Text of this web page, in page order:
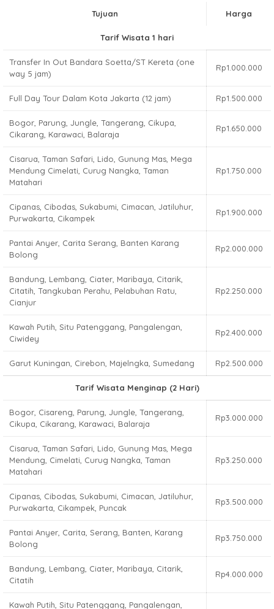
Tujuan Harga
Tarif Wisata 1 hari
Transfer In Out Bandara Soetta/ST Kereta (one
way 5 jam)
Rp1.000.000
Full Day Tour Dalam Kota Jakarta (12 jam) Rp1.500.000
Bogor, Parung, Jungle, Tangerang, Cikupa,
Cikarang, Karawaci, Balaraja
Rp1.650.000
Cisarua, Taman Safari, Lido, Gunung Mas, Mega
Mendung Cimelati, Curug Nangka, Taman
Matahari
Rp1.750.000
Cipanas, Cibodas, Sukabumi, Cimacan, Jatiluhur,
Purwakarta, Cikampek
Rp1.900.000
Pantai Anyer, Carita Serang, Banten Karang
Bolong
Rp2.000.000
Bandung, Lembang, Ciater, Maribaya, Citarik,
Citatih, Tangkuban Perahu, Pelabuhan Ratu,
Cianjur
Rp2.250.000
Kawah Putih, Situ Patenggang, Pangalengan,
Ciwidey
Rp2.400.000
Garut Kuningan, Cirebon, Majelngka, Sumedang Rp2.500.000
Tarif Wisata Menginap (2 Hari)
Bogor, Cisareng, Parung, Jungle, Tangerang,
Cikupa, Cikarang, Karawaci, Balaraja
Rp3.000.000
Cisarua, Taman Safari, Lido, Gunung Mas, Mega
Mendung, Cimelati, Curug Nangka, Taman
Matahari
Rp3.250.000
Cipanas, Cibodas, Sukabumi, Cimacan, Jatiluhur,
Purwakarta, Cikampek, Puncak
Rp3.500.000
Pantai Anyer, Carita, Serang, Banten, Karang
Bolong
Rp3.750.000
Bandung, Lembang, Ciater, Maribaya, Citarik,
Citatih
Rp4.000.000
Kawah Putih, Situ Patenggang, Pangalengan,